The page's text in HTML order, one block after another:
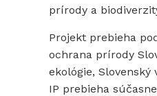
prírody a
Projekt prebieha
ochrana prírody
ekológie,
IP prebieha